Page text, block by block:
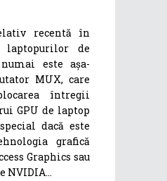
recentă în
laptopurilor de
este așa-
MUX, care
întregii
GPU de laptop
dacă este
grafică
Graphics sau
NVIDIA